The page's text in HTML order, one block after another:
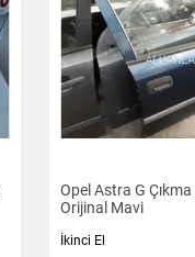
Opel Astra G Çıkma
Orijinal Mavi
İkinci El